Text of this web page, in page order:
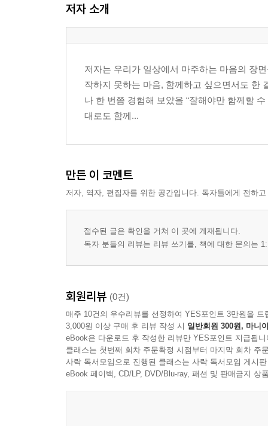
15. 넘지 못했지만
16. 거기 서 있어 보기로 했어
저자 소개
저자는 우리가 일상에서 마주하는 마음의 장
작하지 못하는 마음, 함께하고 싶으면서도 한
나 한 번쯤 경험해 보았을 “잘해야만 함께할
대로도 함께...
만든 이 코멘트
저자, 역자, 편집자를 위한 공간입니다. 독자들에게 전하
접수된 글은 확인을 거쳐 이 곳에 게재됩니다.
독자 분들의 리뷰는 리뷰 쓰기를, 책에 대한 문의는
회원리뷰 (0건)
매주 10건의 우수리뷰를 선정하여 YES포인트 3만원을 드
3,000원 이상 구매 후 리뷰 작성 시 일반회원 300원, 마니
eBook은 다운로드 후 작성한 리뷰만 YES포인트 지급됩니
클래스는 첫번째 회차 주문확정 시점부터 마지막 회차 주
사락 독서모임으로 진행된 클래스는 사락 독서모임 게시
eBook 페이백, CD/LP, DVD/Blu-ray, 패션 및 판매금지 상